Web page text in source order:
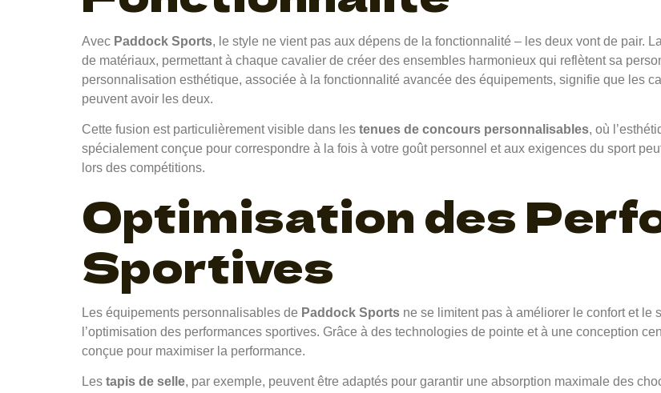
Avec Paddock Sports, le style ne vient pas aux dépens de la fonctionnalité – les deux vont de pair.
de matériaux, permettant à chaque cavalier de créer des ensembles harmonieux qui reflètent sa
personnalisation esthétique, associée à la fonctionnalité avancée des équipements, signifie que les
peuvent avoir les deux.
Cette fusion est particulièrement visible dans les tenues de concours personnalisables, où
spécialement conçue pour correspondre à la fois à votre goût personnel et aux exigences du sport
lors des compétitions.
Optimisation des
Sportives
Les équipements personnalisables de Paddock Sports ne se limitent pas à améliorer le confort et
l’optimisation des performances sportives. Grâce à des technologies de pointe et à une conception
conçue pour maximiser la performance.
Les tapis de selle, par exemple, peuvent être adaptés pour garantir une absorption maximale des